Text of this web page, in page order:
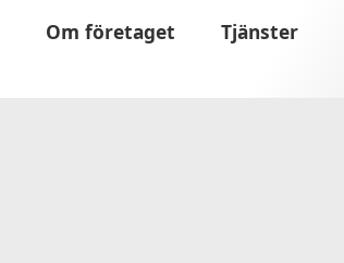
Om företaget Tjänster